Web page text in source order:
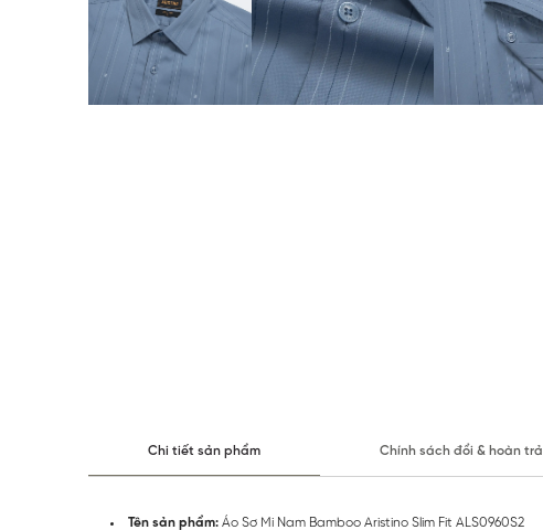
Chi tiết sản phẩm Chính sách đổi & hoàn trả
Tên sản phẩm: Áo Sơ Mi Nam Bamboo Aristino Slim Fit ALS0960S2